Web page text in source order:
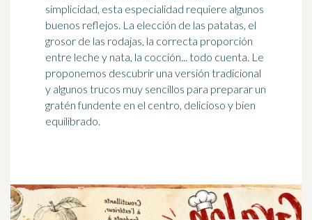
simplicidad, esta especialidad requiere algunos
buenos reflejos. La elección de las patatas, el
grosor de las rodajas, la correcta proporción
entre leche y nata, la cocción... todo cuenta. Le
proponemos descubrir una versión tradicional
y algunos trucos muy sencillos para preparar un
gratén fundente en el centro, delicioso y bien
equilibrado.